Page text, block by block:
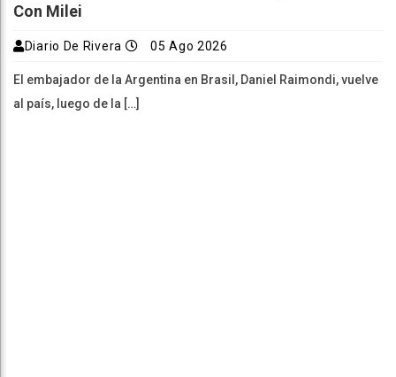
Con Milei
Diario De Rivera 05 Ago 2026
El embajador de la Argentina en Brasil, Daniel Raimondi, vuelve
al país, luego de la […]